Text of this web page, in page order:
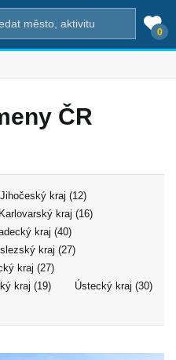
0
ČR
Jihočeský kraj (12)
Karlovarský kraj (16)
kraj (40)
kraj (27)
kraj (27)
kraj (19)
Ústecký kraj (30)